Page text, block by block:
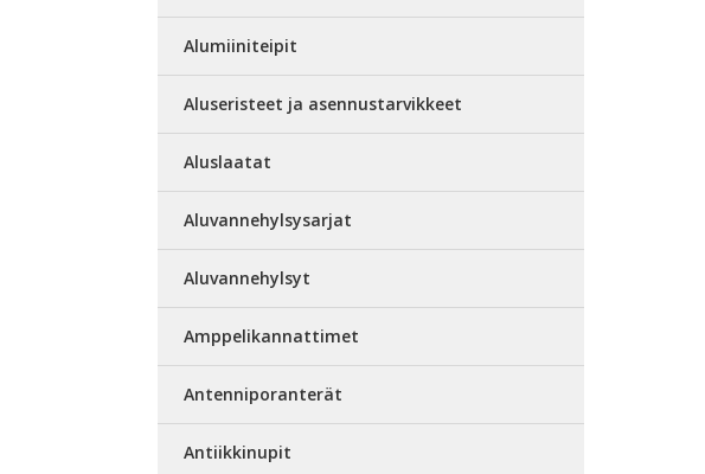
Alumiiniteipit
Aluseristeet ja asennustarvikkeet
Aluslaatat
Aluvannehylsysarjat
Aluvannehylsyt
Amppelikannattimet
Antenniporanterät
Antiikkinupit